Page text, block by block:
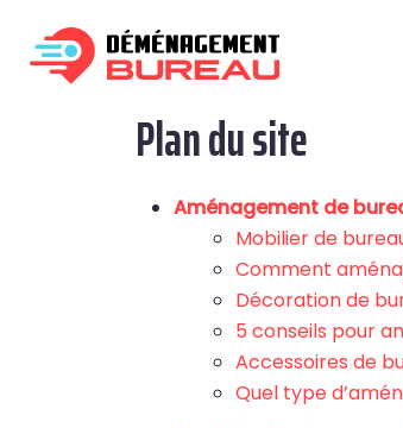
Plan du site
Aménagement de
Mobilier de
Comment
Décoration de
5 conseils pour
Accessoires de
Quel type